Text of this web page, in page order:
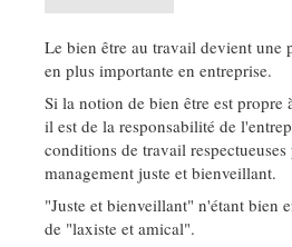
Le bien être au travail devient une
en plus importante en entreprise.
Si la notion de bien être est propre
il est de la responsabilité de
conditions de travail
management juste et bienveillant.
"Juste et bienveillant" n'étant bien
de "laxiste et amical".